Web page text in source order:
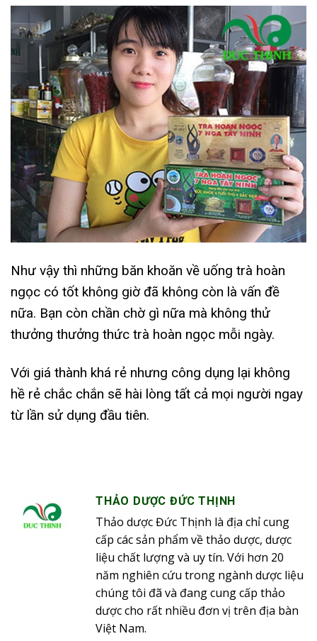
Như vậy thì những băn khoăn về uống trà hoàn
ngọc có tốt không giờ đã không còn là vấn đề
nữa. Bạn còn chần chờ gì nữa mà không thử
thưởng thưởng thức trà hoàn ngọc mỗi ngày.
Với giá thành khá rẻ nhưng công dụng lại không
hề rẻ chắc chắn sẽ hài lòng tất cả mọi người ngay
từ lần sử dụng đầu tiên.
THẢO DƯỢC ĐỨC THỊNH
Thảo dược Đức Thịnh là địa chỉ cung
cấp các sản phẩm về thảo dược, dược
liệu chất lượng và uy tín. Với hơn 20
năm nghiên cứu trong ngành dược liệu
chúng tôi đã và đang cung cấp thảo
dược cho rất nhiều đơn vị trên địa bàn
Việt Nam.